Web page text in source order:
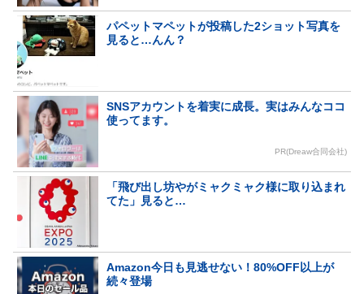
パペットマペットが投稿した2ショット写真を
見ると…んん？
SNSアカウントを着実に成長。実はみんなココ
使ってます。
PR(Dreaw合同会社)
「飛び出し坊やがミャクミャク様に取り込まれ
てた」見ると…
Amazon今日も見逃せない！80%OFF以上が
続々登場